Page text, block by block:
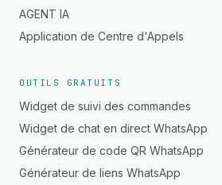
AGENT IA
Application de Centre d'Appels
OUTILS GRATUITS
Widget de suivi des commandes
Widget de chat en direct WhatsApp
Générateur de code QR WhatsApp
Générateur de liens WhatsApp